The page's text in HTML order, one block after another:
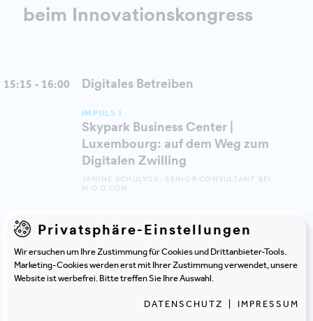
beim Innovationskongress
15:15 - 16:00 Digitales Betreiben
IMPULS I
Skypark Business Center |
Luxembourg: auf dem Weg zum
Digitalen Zwilling
JANINE SCHULYOK, SENIOR CONSULTANT BEI
M.O.O.CON
16:00 - 16:40
PANEL | DATENBASIERTER BETRIEB ALS
Betreiberperspektive – welche
Innovationen wirklich helfen
Privatsphäre-Einstellungen
Wir ersuchen um Ihre Zustimmung für Cookies und Drittanbieter-Tools.
Marketing-Cookies werden erst mit Ihrer Zustimmung verwendet, unsere
Website ist werbefrei. Bitte treffen Sie Ihre Auswahl.
DATENSCHUTZ IMPRESSUM